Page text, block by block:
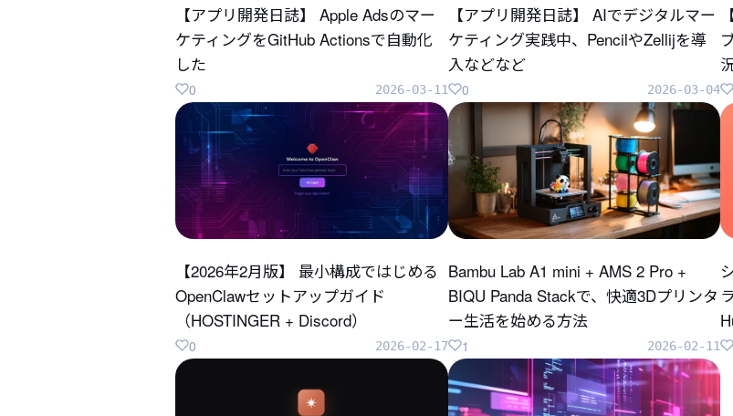
【アプリ開発日誌】 Apple Adsのマー
ケティングをGitHub Actionsで自動化
した
2026-03-11
0
【アプリ開発日誌】 AIでデジタルマー
ケティング実践中、PencilやZellijを導
入などなど
2026-03-04
0
【2026年2月版】 最小構成ではじめる
OpenClawセットアップガイド
（HOSTINGER + Discord）
2026-02-17
0
Bambu Lab A1 mini + AMS 2 Pro +
BIQU Panda Stackで、快適3Dプリンタ
ー生活を始める方法
2026-02-11
1